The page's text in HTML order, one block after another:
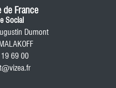
de France
Social
Dumont
69 00